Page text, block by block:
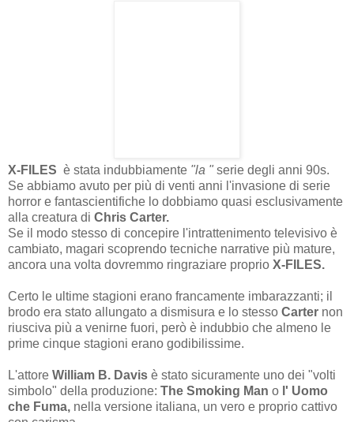
X-FILES è stata indubbiamente "la " serie degli anni 90s.
Se abbiamo avuto per più di venti anni l'invasione di serie
horror e fantascientifiche lo dobbiamo quasi esclusivamente
alla creatura di Chris Carter.
Se il modo stesso di concepire l'intrattenimento televisivo è
cambiato, magari scoprendo tecniche narrative più mature,
ancora una volta dovremmo ringraziare proprio X-FILES.
Certo le ultime stagioni erano francamente imbarazzanti; il
brodo era stato allungato a dismisura e lo stesso Carter non
riusciva più a venirne fuori, però è indubbio che almeno le
prime cinque stagioni erano godibilissime.
L'attore William B. Davis è stato sicuramente uno dei "volti
simbolo" della produzione: The Smoking Man o l' Uomo
che Fuma, nella versione italiana, un vero e proprio cattivo